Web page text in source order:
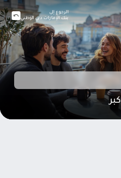
الرجوع إلى
بنك الإمارات دبي الوطني